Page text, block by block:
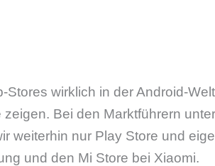
Stores wirklich in der Android-
Bei den Marktführern
weiterhin nur Play Store und
und den Mi Store bei Xiaomi.